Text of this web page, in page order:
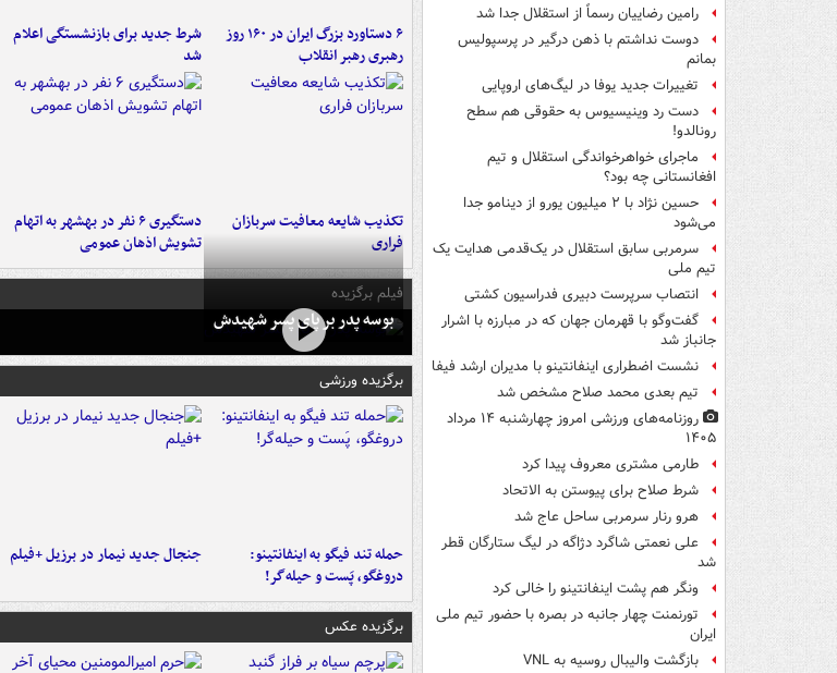
رامین رضاییان رسماً از استقلال جدا شد
دوست نداشتم با ذهن درگیر در پرسپولیس
بمانم
تغییرات جدید یوفا در لیگ‌های اروپایی
دست رد وینیسیوس به حقوقی هم سطح
رونالدو!
ماجرای خواهرخواندگی استقلال و تیم
افغانستانی چه بود؟
حسین نژاد با ۲ میلیون یورو از دینامو جدا
می‌شود
سرمربی سابق استقلال در یک‌قدمی هدایت یک
تیم ملی
انتصاب سرپرست دبیری فدراسیون کشتی
گفت‌وگو با قهرمان جهان که در مبارزه با اشرار
جانباز شد
نشست اضطراری اینفانتینو با مدیران ارشد فیفا
تیم بعدی محمد صلاح مشخص شد
روزنامه‌های ورزشی امروز چهارشنبه ۱۴ مرداد
۱۴۰۵
طارمی مشتری معروف پیدا کرد
شرط صلاح برای پیوستن به الاتحاد
هرو رنار سرمربی ساحل عاج شد
علی نعمتی شاگرد دژاگه در لیگ ستارگان قطر
شد
ونگر هم پشت اینفانتینو را خالی کرد
تورنمنت چهار جانبه در بصره با حضور تیم ملی
ایران
بازگشت والیبال روسیه به VNL
۶ دستاورد بزرگ ایران در ۱۶۰ روز
رهبری رهبر انقلاب
شرط جدید برای بازنشستگی اعلام
شد
تکذیب شایعه معافیت سربازان
فراری
دستگیری ۶ نفر در بهشهر به اتهام
تشویش اذهان عمومی
فیلم برگزیده
بوسه‌ پدر بر پای پسر شهیدش
برگزیده ورزشی
حمله تند فیگو به اینفانتینو:
دروغگو، پَست‌ و حیله‌گر!
جنجال جدید نیمار در برزیل +فیلم
برگزیده عکس